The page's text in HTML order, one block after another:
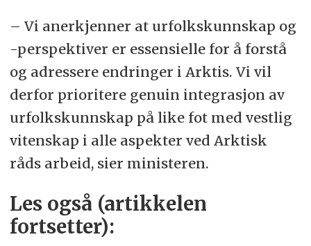
– Vi anerkjenner at urfolkskunnskap og
-perspektiver er essensielle for å forstå
og adressere endringer i Arktis. Vi vil
derfor prioritere genuin integrasjon av
urfolkskunnskap på like fot med vestlig
vitenskap i alle aspekter ved Arktisk
råds arbeid, sier ministeren.
Les også (artikkelen
fortsetter):